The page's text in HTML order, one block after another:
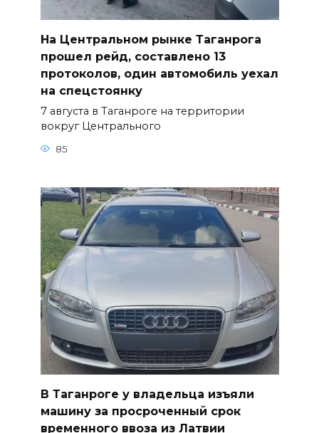
На Центральном рынке Таганрога
прошел рейд, составлено 13
протоколов, один автомобиль уехал
на спецстоянку
7 августа в Таганроге на территории
вокруг Центрального
85
В Таганроге у владельца изъяли
машину за просроченный срок
временного ввоза из Латвии